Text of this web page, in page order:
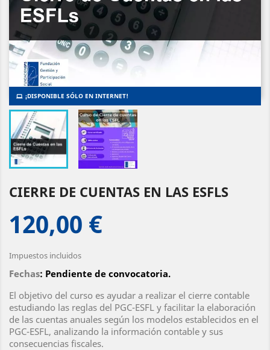
¡DISPONIBLE SÓLO EN INTERNET!
CIERRE DE CUENTAS EN LAS ESFLS
120,00 €
Impuestos incluidos
Fechas: Pendiente de convocatoria.
El objetivo del curso es ayudar a realizar el cierre contable
estudiando las reglas del PGC-ESFL y facilitar la elaboración
de las cuentas anuales según los modelos establecidos en el
PGC-ESFL, analizando la información contable y sus
consecuencias fiscales.